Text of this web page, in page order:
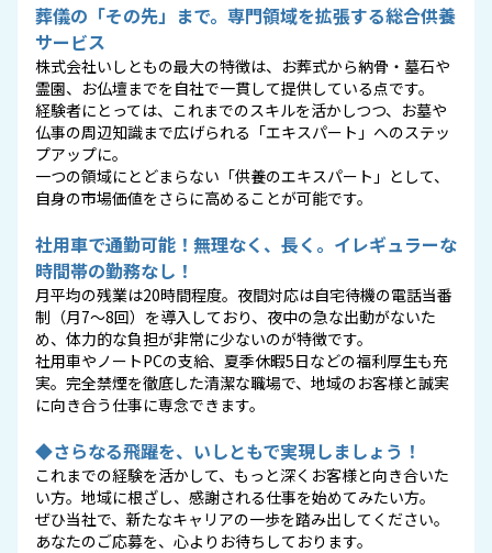
葬儀の「その先」まで。専門領域を拡張する総合供養
サービス
株式会社いしともの最大の特徴は、お葬式から納骨・墓石や
霊園、お仏壇までを自社で一貫して提供している点です。
経験者にとっては、これまでのスキルを活かしつつ、お墓や
仏事の周辺知識まで広げられる「エキスパート」へのステッ
プアップに。
一つの領域にとどまらない「供養のエキスパート」として、
自身の市場価値をさらに高めることが可能です。
社用車で通勤可能！無理なく、長く。イレギュラーな
時間帯の勤務なし！
月平均の残業は20時間程度。夜間対応は自宅待機の電話当番
制（月7〜8回）を導入しており、夜中の急な出動がないた
め、体力的な負担が非常に少ないのが特徴です。
社用車やノートPCの支給、夏季休暇5日などの福利厚生も充
実。完全禁煙を徹底した清潔な職場で、地域のお客様と誠実
に向き合う仕事に専念できます。
◆さらなる飛躍を、いしともで実現しましょう！
これまでの経験を活かして、もっと深くお客様と向き合いた
い方。地域に根ざし、感謝される仕事を始めてみたい方。
ぜひ当社で、新たなキャリアの一歩を踏み出してください。
あなたのご応募を、心よりお待ちしております。